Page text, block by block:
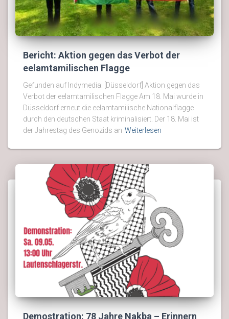
Bericht: Aktion gegen das Verbot der
eelamtamilischen Flagge
Gefunden auf Indymedia: [Düsseldorf] Aktion gegen das
Verbot der eelamtamilischen Flagge Am 18. Mai wurde in
Düsseldorf erneut die eelamtamilische Nationalflagge
durch den deutschen Staat kriminalisiert. Der 18. Mai ist
der Jahrestag des Genozids an Weiterlesen
Demostration: 78 Jahre Nakba – Erinnern